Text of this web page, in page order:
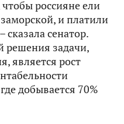
россияне ели
и платили
сказала сенатор.
решения задачи,
является рост
добывается 70%